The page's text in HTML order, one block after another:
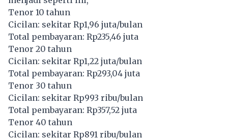
Tenor 10 tahun
Cicilan: sekitar Rp1,96 juta/bulan
Total pembayaran: Rp235,46 juta
Tenor 20 tahun
Cicilan: sekitar Rp1,22 juta/bulan
Total pembayaran: Rp293,04 juta
Tenor 30 tahun
Cicilan: sekitar Rp993 ribu/bulan
Total pembayaran: Rp357,52 juta
Tenor 40 tahun
Cicilan: sekitar Rp891 ribu/bulan